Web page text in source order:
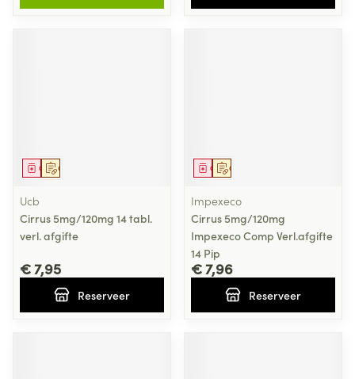
Op voorschrift
Geneesmiddel
Ucb
Cirrus 5mg/120mg 14 tabl.
verl. afgifte
€ 7,95
Reserveer
Op voorschrift
Geneesmiddel
Impexeco
Cirrus 5mg/120mg
Impexeco Comp Verl.afgifte
14 Pip
€ 7,96
Reserveer